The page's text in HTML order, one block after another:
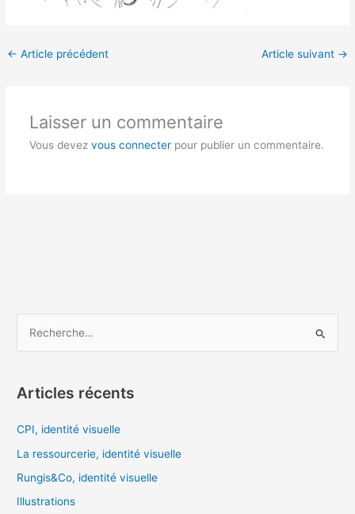
← Article précédent Article suivant →
Laisser un commentaire
Vous devez vous connecterpour publier un commentaire.
h
h
e
Articles récents
CPI, identité visuelle
La ressourcerie, identité visuelle
Rungis&Co, identité visuelle
Illustrations